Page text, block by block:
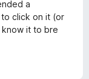
a
click on it (or
it to bre